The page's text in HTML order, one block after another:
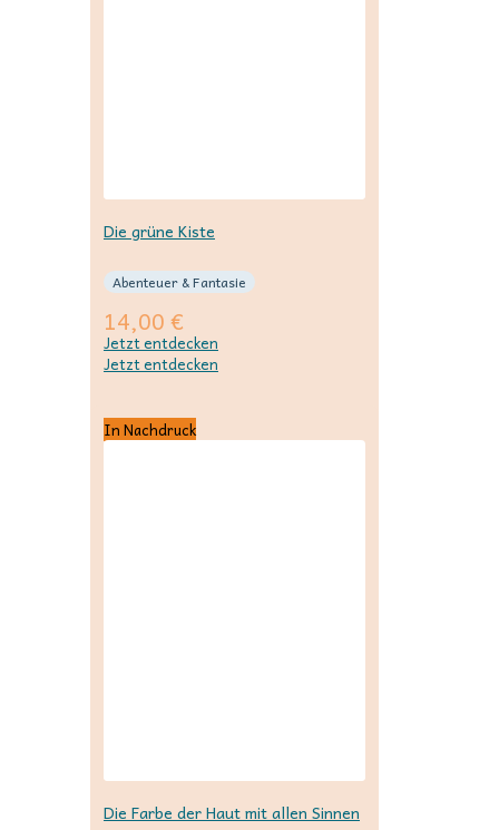
Die grüne Kiste
Abenteuer & Fantasie
14,00€
Jetzt entdecken
Jetzt entdecken
In Nachdruck
Die Farbe der Haut mit allen Sinnen